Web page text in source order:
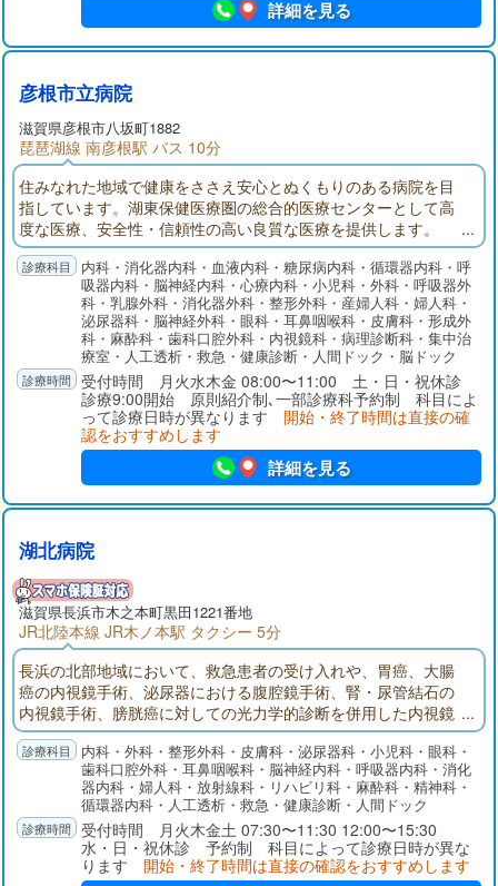
詳細を見る
彦根市立病院
滋賀県彦根市八坂町1882
琵琶湖線 南彦根駅 バス 10分
住みなれた地域で健康をささえ安心とぬくもりのある病院を目
指しています。湖東保健医療圏の総合的医療センターとして高
度な医療、安全性・信頼性の高い良質な医療を提供します。
内科・消化器内科・血液内科・糖尿病内科・循環器内科・呼
吸器内科・脳神経内科・心療内科・小児科・外科・呼吸器外
科・乳腺外科・消化器外科・整形外科・産婦人科・婦人科・
泌尿器科・脳神経外科・眼科・耳鼻咽喉科・皮膚科・形成外
科・麻酔科・歯科口腔外科・内視鏡科・病理診断科・集中治
療室・人工透析・救急・健康診断・人間ドック・脳ドック
受付時間 月火水木金 08:00〜11:00 土・日・祝休診
診療9:00開始 原則紹介制､一部診療科予約制 科目によ
って診療日時が異なります 開始・終了時間は直接の確
認をおすすめします
詳細を見る
湖北病院
滋賀県長浜市木之本町黒田1221番地
JR北陸本線 JR木ノ本駅 タクシー 5分
長浜の北部地域において、救急患者の受け入れや、胃癌、大腸
癌の内視鏡手術、泌尿器における腹腔鏡手術、腎・尿管結石の
内視鏡手術、膀胱癌に対しての光力学的診断を併用した内視鏡
手術などの急性期医療を担っています。透析センターにおいて
は、北部地域唯一の透析施設として透析患者さんを受け入れて
います。県のモデル事業として併設した介護老人保健施設や、
地域包括支援センターの院内開設などを通じて医療と介護の円
滑な橋渡しを行っています。
内科・外科・整形外科・皮膚科・泌尿器科・小児科・眼科・
歯科口腔外科・耳鼻咽喉科・脳神経内科・呼吸器内科・消化
器内科・婦人科・放射線科・リハビリ科・麻酔科・精神科・
循環器内科・人工透析・救急・健康診断・人間ドック
受付時間 月火木金土 07:30〜11:30 12:00〜15:30
水・日・祝休診 予約制 科目によって診療日時が異な
ります 開始・終了時間は直接の確認をおすすめします